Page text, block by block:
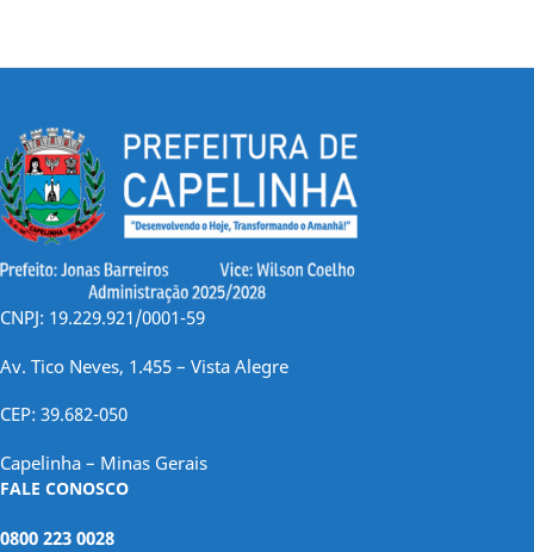
CNPJ: 19.229.921/0001-59
Av. Tico Neves, 1.455 – Vista Alegre
CEP: 39.682-050
Capelinha – Minas Gerais
FALE CONOSCO
0800 223 0028